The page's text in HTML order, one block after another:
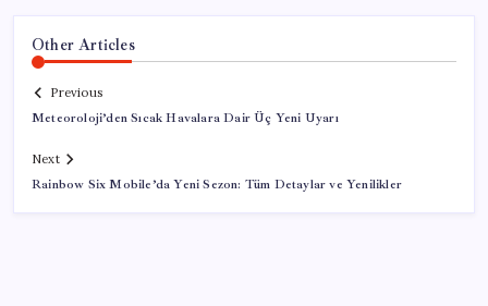
Other Articles
Previous
Meteoroloji’den Sıcak Havalara Dair Üç Yeni Uyarı
Next
Rainbow Six Mobile’da Yeni Sezon: Tüm Detaylar ve Yenilikler